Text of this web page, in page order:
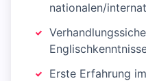
nationalen/
Erste Erfahrung